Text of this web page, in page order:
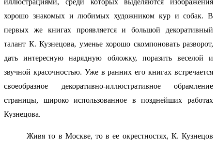
иллюстрациями, среди которых выделяются изображения
хорошо знакомых и любимых художником кур и собак. В
первых же книгах проявляется и большой декоративный
талант К. Кузнецова, уменье хорошо скомпоновать разворот,
дать интересную нарядную обложку, поразить веселой и
звучной красочностью. Уже в ранних его книгах встречается
своеобразное декоративно-иллюстративное обрамление
страницы, широко использованное в позднейших работах
Кузнецова.
Живя то в Москве, то в ее окрестностях, К. Кузнецов